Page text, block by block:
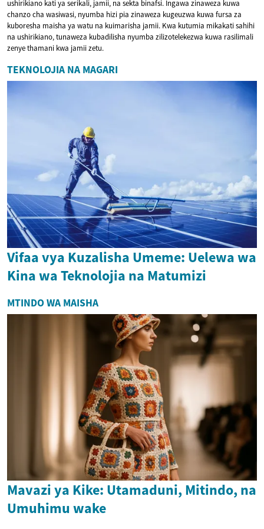
ushirikiano kati ya serikali, jamii, na sekta binafsi. Ingawa zinaweza kuwa
chanzo cha wasiwasi, nyumba hizi pia zinaweza kugeuzwa kuwa fursa za
kuboresha maisha ya watu na kuimarisha jamii. Kwa kutumia mikakati sahihi
na ushirikiano, tunaweza kubadilisha nyumba zilizotelekezwa kuwa rasilimali
zenye thamani kwa jamii zetu.
TEKNOLOJIA NA MAGARI
Vifaa vya Kuzalisha Umeme: Uelewa wa
Kina wa Teknolojia na Matumizi
MTINDO WA MAISHA
Mavazi ya Kike: Utamaduni, Mitindo, na
Umuhimu wake